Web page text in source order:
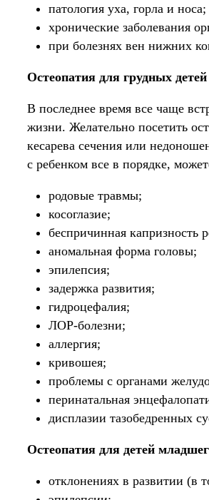
патология уха, горла и носа;
хронические заболевания
при болезнях вен нижних
Остеопатия для грудных
В последнее время все чаще
жизни. Желательно посетить
кесарева сечения или
с ребенком все в порядке,
родовые травмы;
косоглазие;
беспричинная капризность
аномальная форма головы;
эпилепсия;
задержка развития;
гидроцефалия;
ЛОР-болезни;
аллергия;
кривошея;
проблемы с органами
перинатальная
дисплазии тазобедренных
Остеопатия для детей
отклонениях в развитии (в